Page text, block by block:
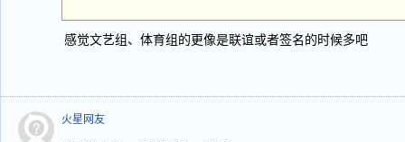
感觉文艺组、体育组的更像是联谊或者签名的时候多吧
火星网友